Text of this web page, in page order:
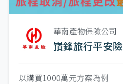
華南產物保險公司
嵿鋒旅行平安險
以購買1000萬元方案為例